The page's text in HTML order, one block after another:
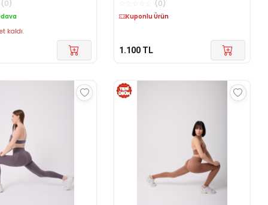
(0)
kaldı.
(0)
Kuponlu Ürün
1.100 TL